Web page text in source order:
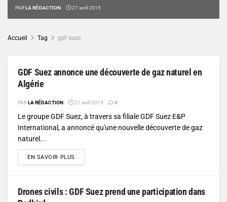
PARLA RÉDACTION 27 avril 2015
Accueil Tag gdf suez
GDF Suez annonce une découverte de gaz naturel en
Algérie
PARLA RÉDACTION 21 avril 2015 0
Le groupe GDF Suez, à travers sa filiale GDF Suez E&P
International, a annoncé qu'une nouvelle découverte de gaz
naturel...
EN SAVOIR PLUS
Drones civils : GDF Suez prend une participation dans